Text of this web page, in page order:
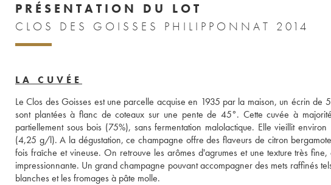
PRÉSENTATION DU LOT
CLOS DES GOISSES PHILIPPONNAT 2014
LA CUVÉE
Le Clos des Goisses est une parcelle acquise en 1935 par la maison, un écrin de
sont plantées à flanc de coteaux sur une pente de 45°. Cette cuvée à
partiellement sous bois (75%), sans fermentation malolactique. Elle vieillit
(4,25 g/l). A la dégustation, ce champagne offre des flaveurs de citron
fois fraîche et vineuse. On retrouve les arômes d'agrumes et une texture très
impressionnante. Un grand champagne pouvant accompagner des mets raffinés
blanches et les fromages à pâte molle.